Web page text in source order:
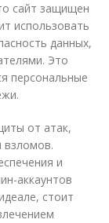
сайт защищен
использовать
данных,
Это
персональные
от атак,
взломов.
и
аккаунтов
стоит